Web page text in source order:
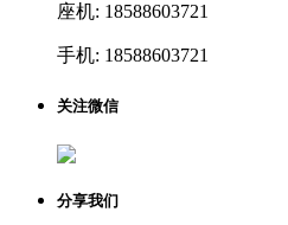
座机: 18588603721
手机: 18588603721
关注微信
分享我们